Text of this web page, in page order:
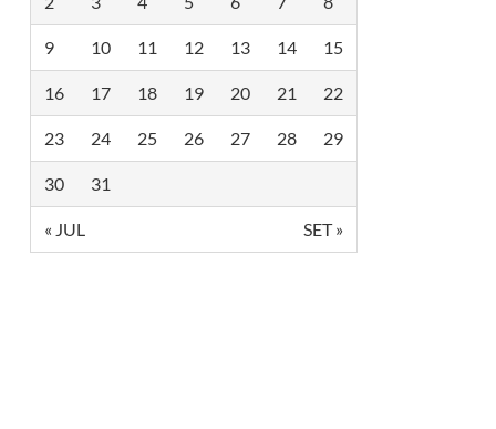
9 10 11 12 13 14 15
16 17 18 19 20 21 22
23 24 25 26 27 28 29
30 31
« JUL SET »